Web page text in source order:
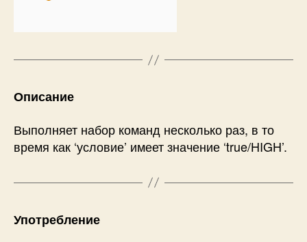
Описание
Выполняет набор команд несколько раз, в то
время как ‘условие’ имеет значение ‘true/HIGH’.
Употребление